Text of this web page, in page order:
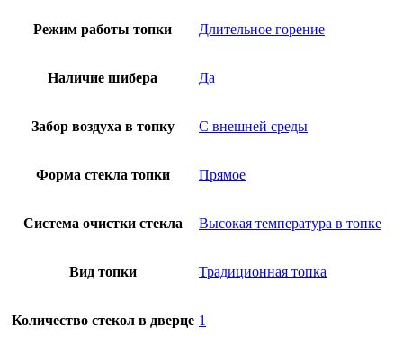
Режим работы топки Длительное горение
Наличие шибера Да
Забор воздуха в топку С внешней среды
Форма стекла топки Прямое
Система очистки стекла Высокая температура в топке
Вид топки Традиционная топка
Количество стекол в дверце 1